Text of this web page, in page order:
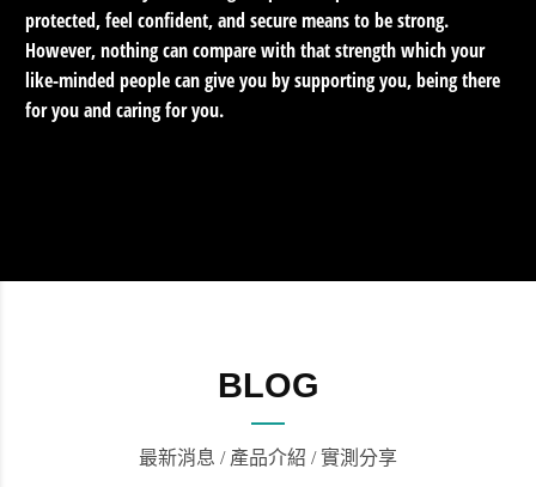
protected, feel confident, and secure means to be strong.
However, nothing can compare with that strength which your
like-minded people can give you by supporting you, being there
for you and caring for you.
BLOG
最新消息 / 產品介紹 / 實測分享